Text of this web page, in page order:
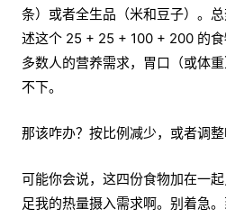
条）或者全生品（米和豆子）。
述这个 25 + 25 + 100 + 200 的
多数人的营养需求，胃口（或体
不下。
那该咋办？按比例减少，或者调整
可能你会说，这四份食物加在一
足我的热量摄入需求啊。别着急